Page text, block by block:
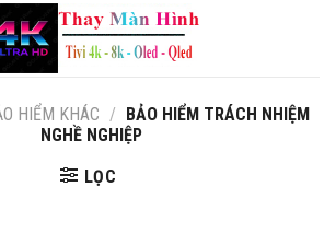
HIỂM KHÁC / BẢO HIỂM TRÁCH NHIỆM
NGHỀ NGHIỆP
LỌC